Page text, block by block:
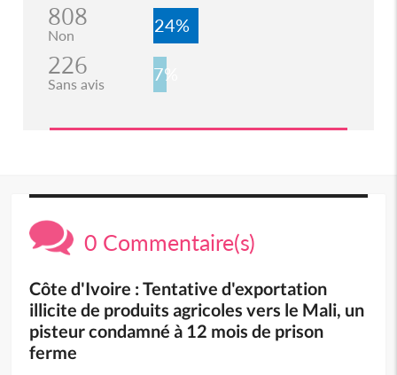
808
Non 24%
226
Sans avis 7%
0 Commentaire(s)
Côte d'Ivoire : Tentative d'exportation
illicite de produits agricoles vers le Mali, un
pisteur condamné à 12 mois de prison
ferme